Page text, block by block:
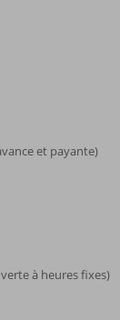
et payante)
à heures fixes)